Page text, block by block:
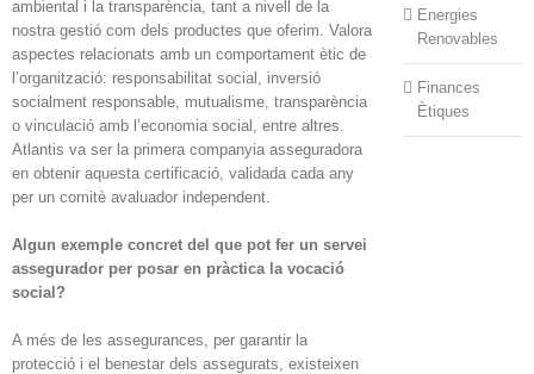
ambiental i la transparència, tant a nivell de la
nostra gestió com dels productes que oferim. Valora
aspectes relacionats amb un comportament ètic de
l’organització: responsabilitat social, inversió
socialment responsable, mutualisme, transparència
o vinculació amb l’economia social, entre altres.
Atlantis va ser la primera companyia asseguradora
en obtenir aquesta certificació, validada cada any
per un comitè avaluador independent.
Algun exemple concret del que pot fer un servei
assegurador per posar en pràctica la vocació
social?
A més de les assegurances, per garantir la
protecció i el benestar dels assegurats, existeixen
Energies
Renovables
Finances
Ètiques